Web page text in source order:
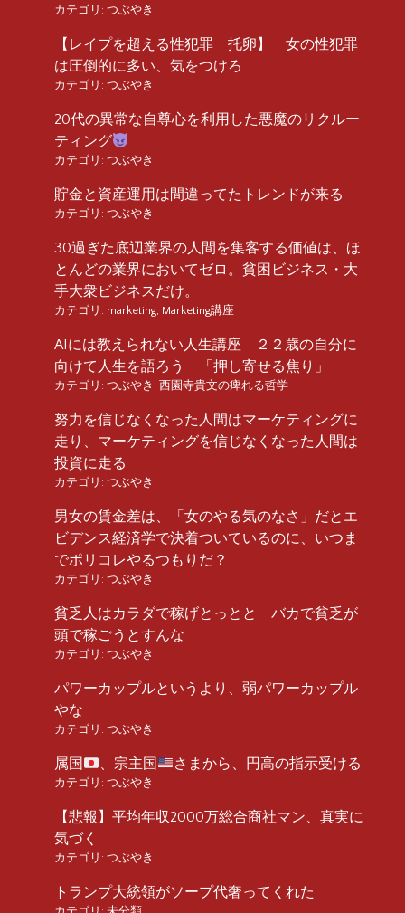
カテゴリ: つぶやき
【レイプを超える性犯罪 托卵】 女の性犯罪
は圧倒的に多い、気をつけろ
カテゴリ: つぶやき
20代の異常な自尊心を利用した悪魔のリクルー
ティング
カテゴリ: つぶやき
貯金と資産運用は間違ってたトレンドが来る
カテゴリ: つぶやき
30過ぎた底辺業界の人間を集客する価値は、ほ
とんどの業界においてゼロ。貧困ビジネス・大
手大衆ビジネスだけ。
カテゴリ: marketing, Marketing講座
AIには教えられない人生講座 ２２歳の自分に
向けて人生を語ろう 「押し寄せる焦り」
カテゴリ: つぶやき , 西園寺貴文の痺れる哲学
努力を信じなくなった人間はマーケティングに
走り、マーケティングを信じなくなった人間は
投資に走る
カテゴリ: つぶやき
男女の賃金差は、「女のやる気のなさ」だとエ
ビデンス経済学で決着ついているのに、いつま
でポリコレやるつもりだ？
カテゴリ: つぶやき
貧乏人はカラダで稼げとっとと バカで貧乏が
頭で稼ごうとすんな
カテゴリ: つぶやき
パワーカップルというより、弱パワーカップル
やな
カテゴリ: つぶやき
属国 、宗主国 さまから、円高の指示受ける
カテゴリ: つぶやき
【悲報】平均年収2000万総合商社マン、真実に
気づく
カテゴリ: つぶやき
トランプ大統領がソープ代奢ってくれた